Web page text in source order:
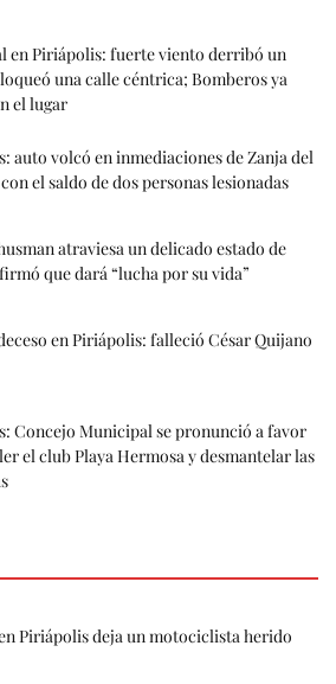
en Piriápolis: fuerte viento derribó un
una calle céntrica; Bomberos ya
el lugar
auto volcó en inmediaciones de Zanja del
el saldo de dos personas lesionadas
atraviesa un delicado estado de
que dará “lucha por su vida”
en Piriápolis: falleció César Quijano
Concejo Municipal se pronunció a favor
el club Playa Hermosa y desmantelar las
Piriápolis deja un motociclista herido